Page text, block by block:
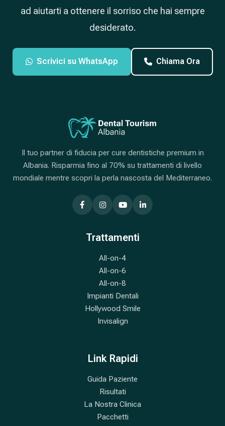
ad aiutarti a ottenere il sorriso che hai sempre
desiderato.
Scrivici su WhatsApp Chiama Ora
Il tuo partner di fiducia per cure dentistiche premium in
Albania. Risparmia fino al 70% su trattamenti di livello
mondiale mentre scopri la perla nascosta del Mediterraneo.
Trattamenti
All-on-4
All-on-6
All-on-8
Impianti Dentali
Hollywood Smile
Invisalign
Link Rapidi
Guida Paziente
Risultati
La Nostra Clinica
Pacchetti